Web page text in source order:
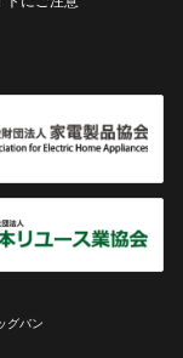
グバン